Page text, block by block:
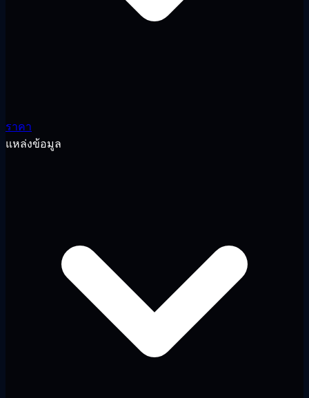
ราคา
แหล่งข้อมูล